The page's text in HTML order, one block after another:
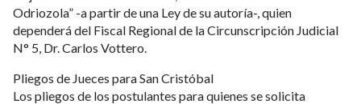
Odriozola” -a partir de una Ley de su autoría-, quien
dependerá del Fiscal Regional de la Circunscripción Judicial
N° 5, Dr. Carlos Vottero.
Pliegos de Jueces para San Cristóbal
Los pliegos de los postulantes para quienes se solicita